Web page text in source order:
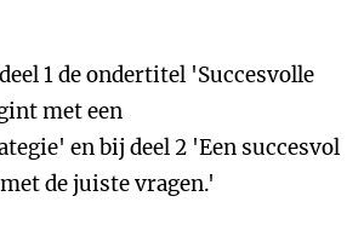
1 de ondertitel 'Succesvolle
met een
en bij deel 2 'Een succesvol
de juiste vragen.'